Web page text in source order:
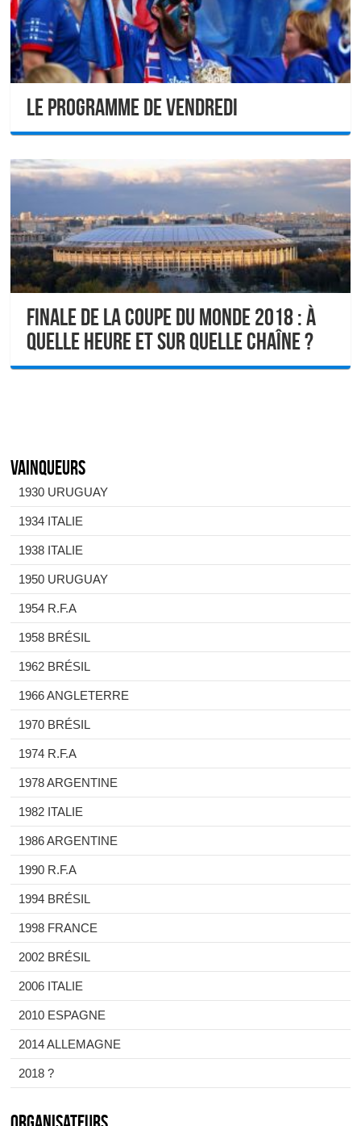
Le programme de vendredi
Finale de la Coupe du monde 2018 : À
quelle heure et sur quelle chaîne ?
Vainqueurs
1930 URUGUAY
1934 ITALIE
1938 ITALIE
1950 URUGUAY
1954 R.F.A
1958 BRÉSIL
1962 BRÉSIL
1966 ANGLETERRE
1970 BRÉSIL
1974 R.F.A
1978 ARGENTINE
1982 ITALIE
1986 ARGENTINE
1990 R.F.A
1994 BRÉSIL
1998 FRANCE
2002 BRÉSIL
2006 ITALIE
2010 ESPAGNE
2014 ALLEMAGNE
2018 ?